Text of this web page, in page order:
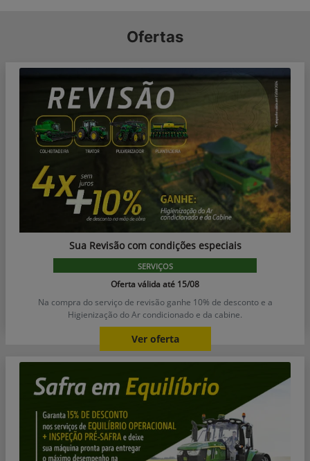
Ofertas
Sua Revisão com condições especiais
SERVIÇOS
Oferta válida até 15/08
Na compra do serviço de revisão ganhe 10% de desconto e a
Higienização do Ar condicionado e da cabine.
Ver oferta